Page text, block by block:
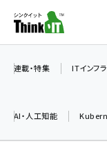
ン
ツ
連載・特集 ITインフラ
AI・人工知能